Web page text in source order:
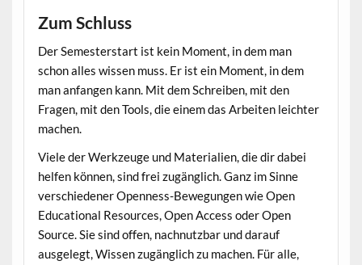
Zum Schluss
Der Semesterstart ist kein Moment, in dem man
schon alles wissen muss. Er ist ein Moment, in dem
man anfangen kann. Mit dem Schreiben, mit den
Fragen, mit den Tools, die einem das Arbeiten leichter
machen.
Viele der Werkzeuge und Materialien, die dir dabei
helfen können, sind frei zugänglich. Ganz im Sinne
verschiedener Openness-Bewegungen wie Open
Educational Resources, Open Access oder Open
Source. Sie sind offen, nachnutzbar und darauf
ausgelegt, Wissen zugänglich zu machen. Für alle,